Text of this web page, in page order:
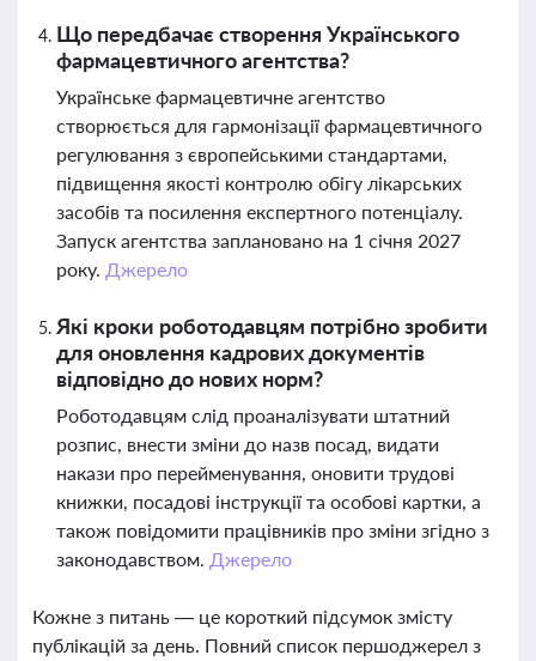
Що передбачає створення Українського
фармацевтичного агентства?
Українське фармацевтичне агентство
створюється для гармонізації фармацевтичного
регулювання з європейськими стандартами,
підвищення якості контролю обігу лікарських
засобів та посилення експертного потенціалу.
Запуск агентства заплановано на 1 січня 2027
року. Джерело
Які кроки роботодавцям потрібно зробити
для оновлення кадрових документів
відповідно до нових норм?
Роботодавцям слід проаналізувати штатний
розпис, внести зміни до назв посад, видати
накази про перейменування, оновити трудові
книжки, посадові інструкції та особові картки, а
також повідомити працівників про зміни згідно з
законодавством. Джерело
Кожне з питань — це короткий підсумок змісту
публікацій за день. Повний список першоджерел з